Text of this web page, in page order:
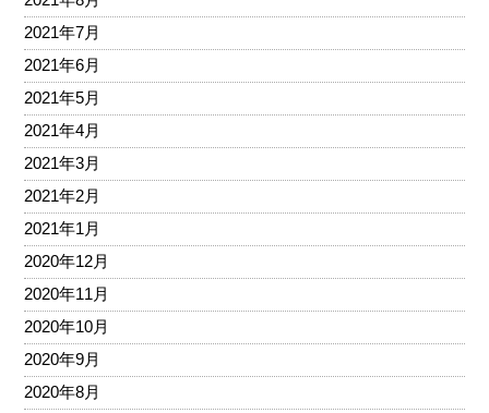
2021年7月
2021年6月
2021年5月
2021年4月
2021年3月
2021年2月
2021年1月
2020年12月
2020年11月
2020年10月
2020年9月
2020年8月